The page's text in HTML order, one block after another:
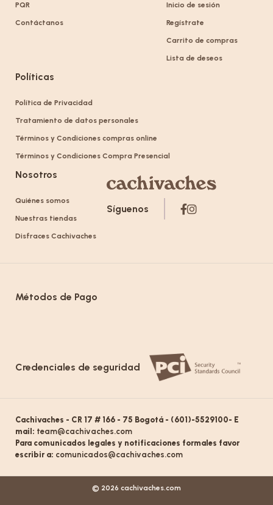
PQR
Contáctanos
Inicio de sesión
Regístrate
Carrito de compras
Lista de deseos
Políticas
Política de Privacidad
Tratamiento de datos personales
Términos y Condiciones compras online
Términos y Condiciones Compra Presencial
Nosotros
Quiénes somos
Nuestras tiendas
Disfraces Cachivaches
Síguenos
Métodos de Pago
Credenciales de seguridad
Cachivaches - CR 17 # 166 - 75 Bogotá - (601)-5529100- E
mail: team@cachivaches.com
Para comunicados legales y notificaciones formales favor
escribir a: comunicados@cachivaches.com
© 2026 cachivaches.com